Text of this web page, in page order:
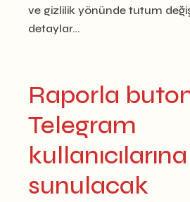
ve gizlilik yönünde tutum
detaylar…
Raporla
Telegram
kullanıcılarına
sunulacak